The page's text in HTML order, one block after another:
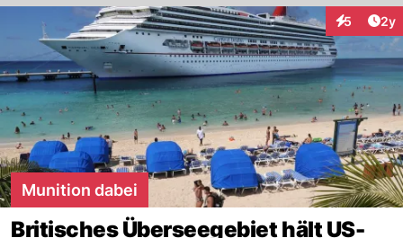
5 2y
Munition dabei
Britisches Überseegebiet hält US-